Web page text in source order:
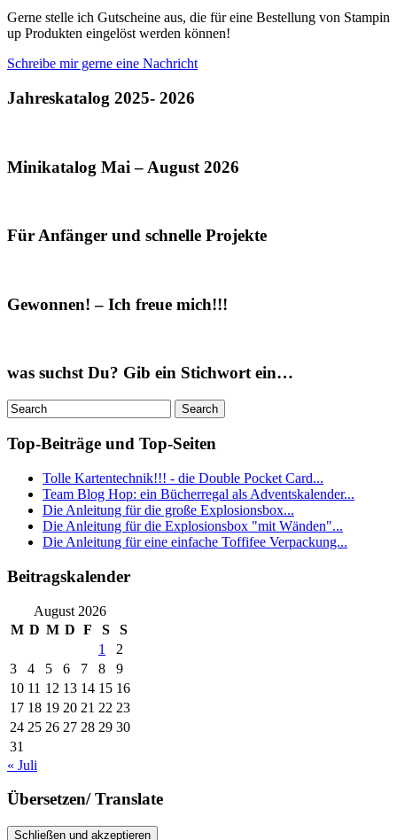
Gerne stelle ich Gutscheine aus, die für eine Bestellung von Stampin
up Produkten eingelöst werden können!
Schreibe mir gerne eine Nachricht
Jahreskatalog 2025- 2026
Minikatalog Mai – August 2026
Für Anfänger und schnelle Projekte
Gewonnen! – Ich freue mich!!!
was suchst Du? Gib ein Stichwort ein…
Top-Beiträge und Top-Seiten
Tolle Kartentechnik!!! - die Double Pocket Card...
Team Blog Hop: ein Bücherregal als Adventskalender...
Die Anleitung für die große Explosionsbox...
Die Anleitung für die Explosionsbox "mit Wänden"...
Die Anleitung für eine einfache Toffifee Verpackung...
Beitragskalender
August 2026
M D M D F S
S
1
2
3
4 5 6 7 8
9
10 11 12 13 14 15 16
17 18 19 20 21 22 23
24 25 26 27 28 29 30
31
« Juli
Übersetzen/ Translate